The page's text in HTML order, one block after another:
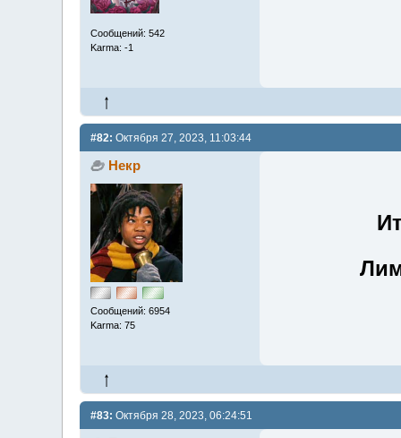
Сообщений: 542
Karma: -1
#82: Октября 27, 2023, 11:03:44
Некр
Сообщений: 6954
Karma: 75
#83: Октября 28, 2023, 06:24:51